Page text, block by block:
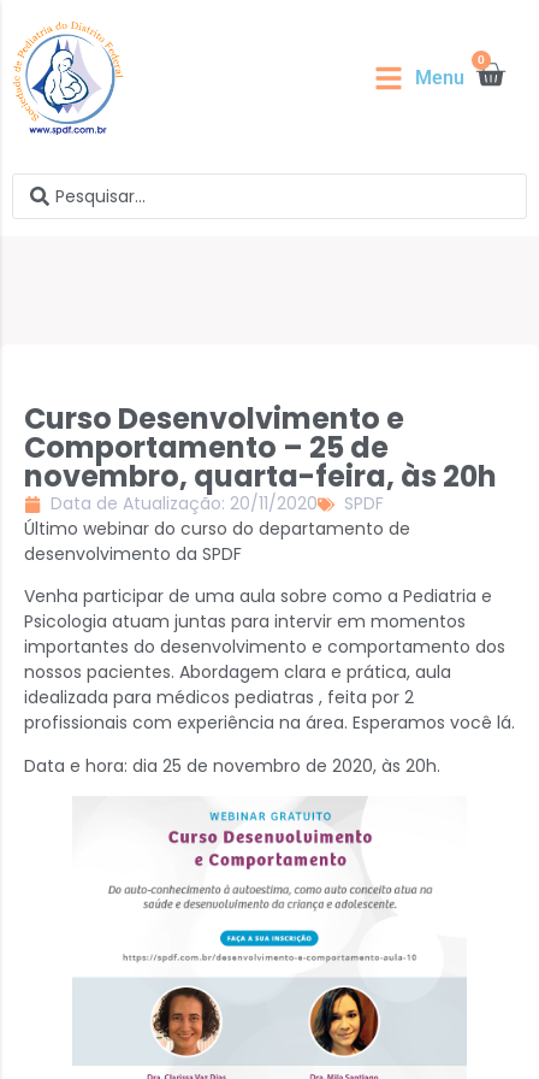
0
Menu
Curso Desenvolvimento e
Comportamento – 25 de
novembro, quarta-feira, às 20h
Data de Atualização: 20/11/2020
SPDF
Último webinar do curso do departamento de
desenvolvimento da SPDF
Venha participar de uma aula sobre como a Pediatria e
Psicologia atuam juntas para intervir em momentos
importantes do desenvolvimento e comportamento dos
nossos pacientes. Abordagem clara e prática, aula
idealizada para médicos pediatras , feita por 2
profissionais com experiência na área. Esperamos você lá.
Data e hora: dia 25 de novembro de 2020, às 20h.